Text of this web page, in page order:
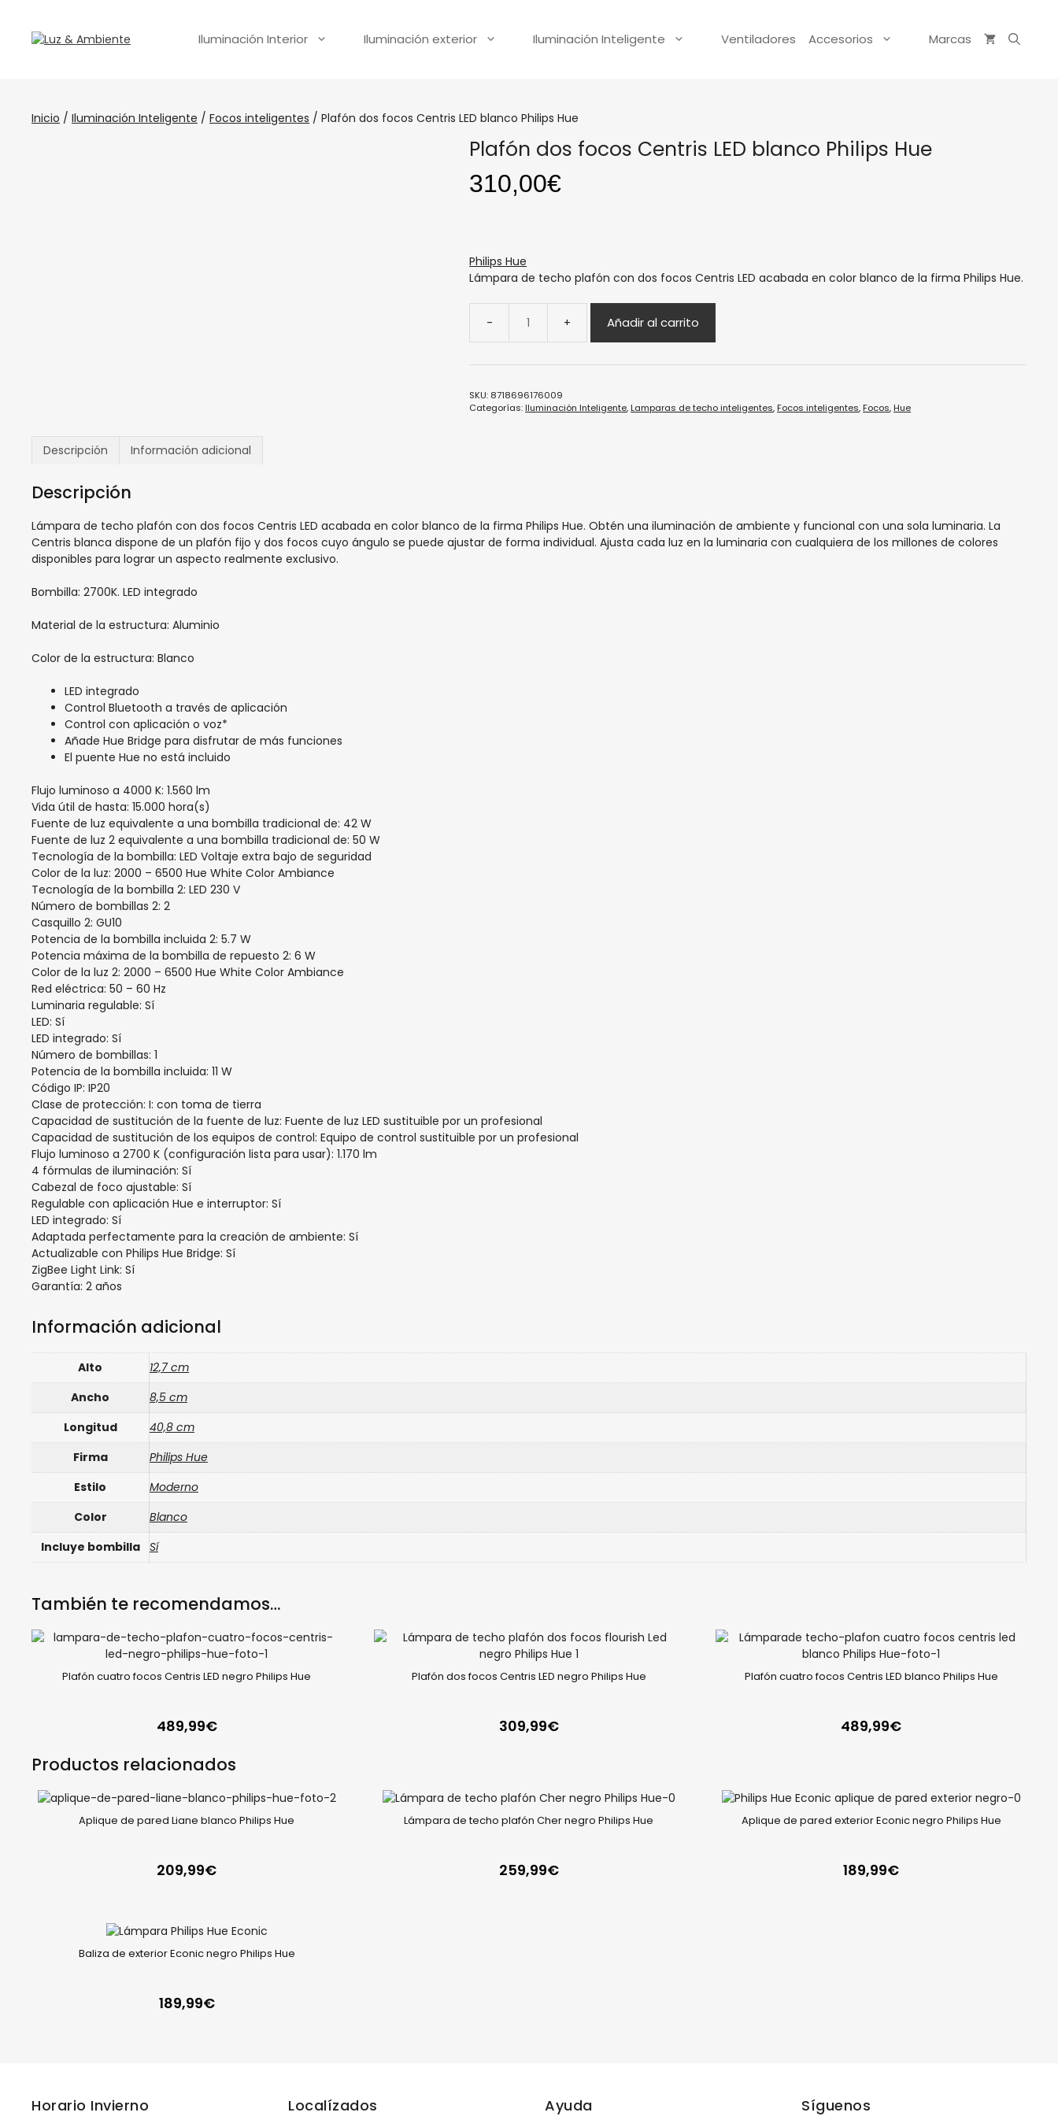
Iluminación Interior Iluminación exterior Iluminación Inteligente Ventiladores Accesorios Marcas
Inicio / Iluminación Inteligente / Focos inteligentes / Plafón dos focos Centris LED blanco Philips Hue
Plafón dos focos Centris LED blanco Philips Hue
310,00€
Philips Hue
Lámpara de techo plafón con dos focos Centris LED acabada en color blanco de la firma Philips Hue.
Añadir al carrito
SKU: 8718696176009
Categorías:Iluminación Inteligente,Lamparas de techo inteligentes,Focos inteligentes,Focos,Hue
Descripción Información adicional
Descripción
Lámpara de techo plafón con dos focos Centris LED acabada en color blanco de la firma Philips Hue. Obtén una iluminación de ambiente y funcional con una sola luminaria. La
Centris blanca dispone de un plafón fijo y dos focos cuyo ángulo se puede ajustar de forma individual. Ajusta cada luz en la luminaria con cualquiera de los millones de colores
disponibles para lograr un aspecto realmente exclusivo.
Bombilla: 2700K. LED integrado
Material de la estructura: Aluminio
Color de la estructura: Blanco
LED integrado
Control Bluetooth a través de aplicación
Control con aplicación o voz*
Añade Hue Bridge para disfrutar de más funciones
El puente Hue no está incluido
Flujo luminoso a 4000 K: 1.560 lm
Vida útil de hasta: 15.000 hora(s)
Fuente de luz equivalente a una bombilla tradicional de: 42 W
Fuente de luz 2 equivalente a una bombilla tradicional de: 50 W
Tecnología de la bombilla: LED Voltaje extra bajo de seguridad
Color de la luz: 2000 – 6500 Hue White Color Ambiance
Tecnología de la bombilla 2: LED 230 V
Número de bombillas 2: 2
Casquillo 2: GU10
Potencia de la bombilla incluida 2: 5.7 W
Potencia máxima de la bombilla de repuesto 2: 6 W
Color de la luz 2: 2000 – 6500 Hue White Color Ambiance
Red eléctrica: 50 – 60 Hz
Luminaria regulable: Sí
LED: Sí
LED integrado: Sí
Número de bombillas: 1
Potencia de la bombilla incluida: 11 W
Código IP: IP20
Clase de protección: I: con toma de tierra
Capacidad de sustitución de la fuente de luz: Fuente de luz LED sustituible por un profesional
Capacidad de sustitución de los equipos de control: Equipo de control sustituible por un profesional
Flujo luminoso a 2700 K (configuración lista para usar): 1.170 lm
4 fórmulas de iluminación: Sí
Cabezal de foco ajustable: Sí
Regulable con aplicación Hue e interruptor: Sí
LED integrado: Sí
Adaptada perfectamente para la creación de ambiente: Sí
Actualizable con Philips Hue Bridge: Sí
ZigBee Light Link: Sí
Garantía: 2 años
Información adicional
Alto
12,7 cm
Ancho
8,5 cm
Longitud
40,8 cm
Firma
Philips Hue
Estilo
Moderno
Color
Blanco
Incluye bombilla
Sí
También te recomendamos…
Plafón cuatro focos Centris LED negro Philips Hue
489,99€
Plafón dos focos Centris LED negro Philips Hue
309,99€
Plafón cuatro focos Centris LED blanco Philips Hue
489,99€
Productos relacionados
Aplique de pared Liane blanco Philips Hue
209,99€
Lámpara de techo plafón Cher negro Philips Hue
259,99€
Aplique de pared exterior Econic negro Philips Hue
189,99€
Baliza de exterior Econic negro Philips Hue
189,99€
Horario Invierno Localízados Ayuda Síguenos